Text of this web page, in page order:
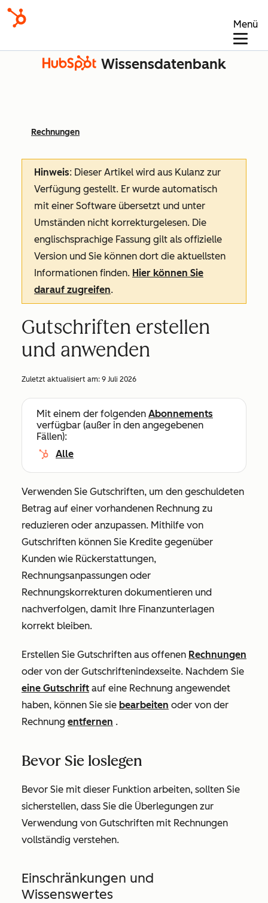
Menü
Wissensdatenbank
Rechnungen
Hinweis: Dieser Artikel wird aus Kulanz zur
Verfügung gestellt. Er wurde automatisch
mit einer Software übersetzt und unter
Umständen nicht korrekturgelesen. Die
englischsprachige Fassung gilt als offizielle
Version und Sie können dort die aktuellsten
Informationen finden. Hier können Sie
darauf zugreifen.
Gutschriften erstellen
und anwenden
Zuletzt aktualisiert am: 9 Juli 2026
Mit einem der folgenden Abonnements
verfügbar (außer in den angegebenen
Fällen):
Alle
Verwenden Sie Gutschriften, um den geschuldeten
Betrag auf einer vorhandenen Rechnung zu
reduzieren oder anzupassen. Mithilfe von
Gutschriften können Sie Kredite gegenüber
Kunden wie Rückerstattungen,
Rechnungsanpassungen oder
Rechnungskorrekturen dokumentieren und
nachverfolgen, damit Ihre Finanzunterlagen
korrekt bleiben.
Erstellen Sie Gutschriften aus offenen Rechnungen
oder von der Gutschriftenindexseite. Nachdem Sie
eine Gutschrift auf eine Rechnung angewendet
haben, können Sie sie bearbeiten oder von der
Rechnung entfernen .
Bevor Sie loslegen
Bevor Sie mit dieser Funktion arbeiten, sollten Sie
sicherstellen, dass Sie die Überlegungen zur
Verwendung von Gutschriften mit Rechnungen
vollständig verstehen.
Einschränkungen und
Wissenswertes